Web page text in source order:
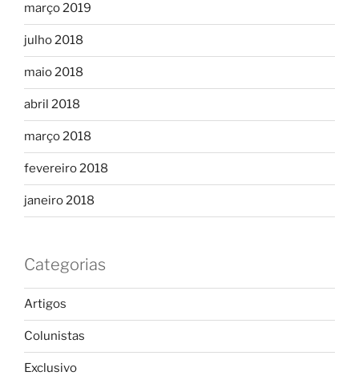
março 2019
julho 2018
maio 2018
abril 2018
março 2018
fevereiro 2018
janeiro 2018
Categorias
Artigos
Colunistas
Exclusivo